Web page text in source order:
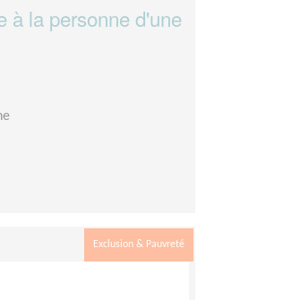
à la personne d'une
Exclusion & Pauvreté